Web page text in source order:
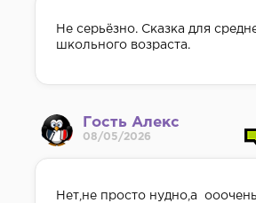
Не серьёзно. Сказка для
школьного возраста.
Гость Алекс
08/05/2026
Нет,не просто нудно,а